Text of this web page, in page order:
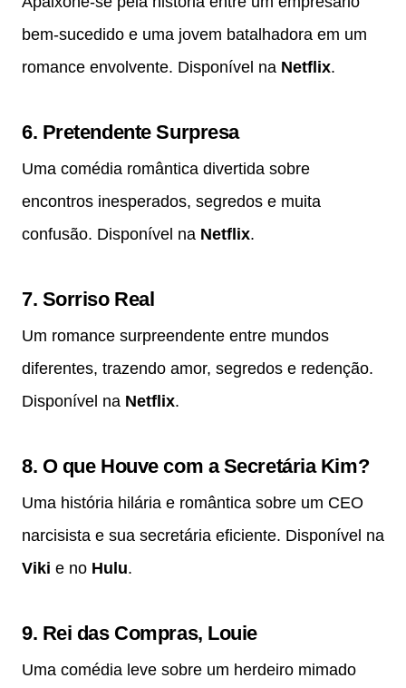
bem-sucedido e uma jovem batalhadora em um
romance envolvente. Disponível na Netflix.
6. Pretendente Surpresa
Uma comédia romântica divertida sobre
encontros inesperados, segredos e muita
confusão. Disponível na Netflix.
7. Sorriso Real
Um romance surpreendente entre mundos
diferentes, trazendo amor, segredos e redenção.
Disponível na Netflix.
8. O que Houve com a Secretária Kim?
Uma história hilária e romântica sobre um CEO
narcisista e sua secretária eficiente. Disponível na
Viki e no Hulu.
9. Rei das Compras, Louie
Uma comédia leve sobre um herdeiro mimado